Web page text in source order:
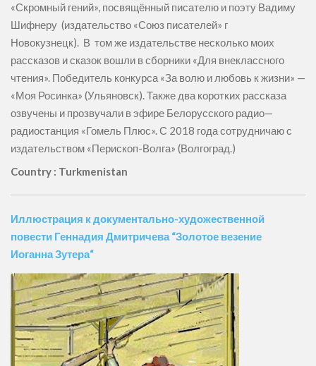
«Скромный гений», посвящённый писателю и поэту Вадиму
Шифнеру (издательство «Союз писателей» г
Новокузнецк). В том же издательстве несколько моих
рассказов и сказок вошли в сборники «Для внеклассного
чтения». Победитель конкурса «За волю и любовь к жизни» —
«Моя Росинка» (Ульяновск). Также два коротких рассказа
озвучены и прозвучали в эфире Белорусского радио—
радиостанция «Гомель Плюс». С 2018 года сотрудничаю с
издательством «Перископ-Волга» (Волгоград.)
Country : Turkmenistan
Иллюстрация к документально-художественной
повести Геннадия Дмитричева “Золотое везение
Иоганна Зутера“